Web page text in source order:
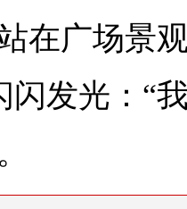
在广场景
闪发光：“